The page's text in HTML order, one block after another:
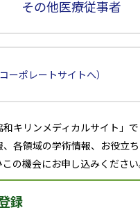
分に対応できる医療施設に
ると判断される患者のみに使
性があり、また結核の既往
。治療開始に先立ち、本剤
感染症が報告されているた
患者を指導すること。［8.1
既存治療の適用を十分に勘
その他医療従事者
コーポレートサイトへ）
キリンメディカルサイト」で
各領域の学術情報、お役立
の機会にお申し込みください
録